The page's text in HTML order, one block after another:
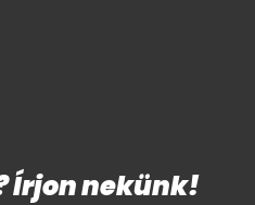
Írjon nekünk!